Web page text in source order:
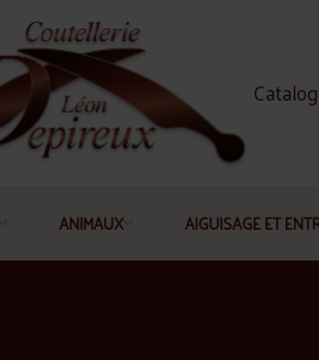
ANIMAUX AIGUISAGE ET